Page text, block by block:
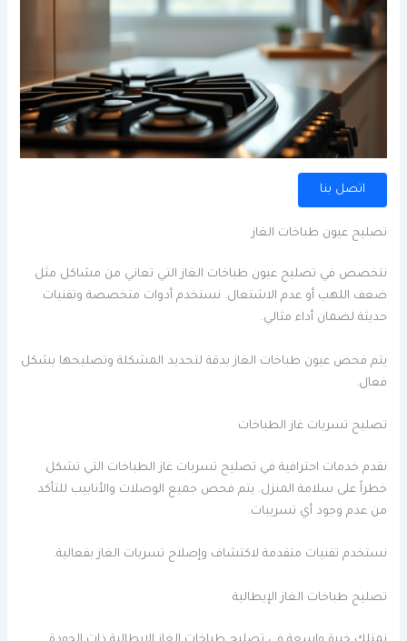
اتصل بنا
تصليح عيون طباخات الغاز
نتخصص في تصليح عيون طباخات الغاز التي تعاني من مشاكل مثل
ضعف اللهب أو عدم الاشتعال. نستخدم أدوات متخصصة وتقنيات
حديثة لضمان أداء مثالي.
يتم فحص عيون طباخات الغاز بدقة لتحديد المشكلة وتصليحها بشكل
فعال.
تصليح تسربات غاز الطباخات
نقدم خدمات احترافية في تصليح تسربات غاز الطباخات التي تشكل
خطراً على سلامة المنزل. يتم فحص جميع الوصلات والأنابيب للتأكد
من عدم وجود أي تسريبات.
نستخدم تقنيات متقدمة لاكتشاف وإصلاح تسربات الغاز بفعالية.
تصليح طباخات الغاز الإيطالية